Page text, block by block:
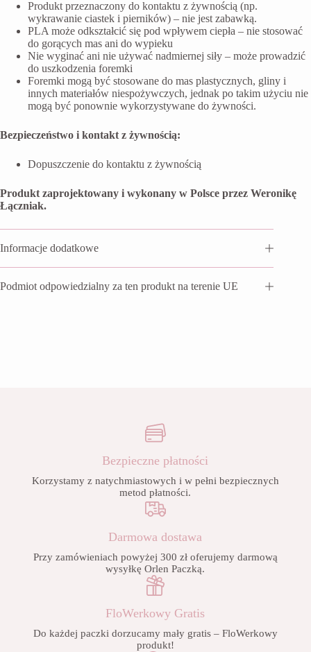
Produkt przeznaczony do kontaktu z żywnością (np.
wykrawanie ciastek i pierników) – nie jest zabawką.
PLA może odkształcić się pod wpływem ciepła – nie stosować
do gorących mas ani do wypieku
Nie wyginać ani nie używać nadmiernej siły – może prowadzić
do uszkodzenia foremki
Foremki mogą być stosowane do mas plastycznych, gliny i
innych materiałów niespożywczych, jednak po takim użyciu nie
mogą być ponownie wykorzystywane do żywności.
Bezpieczeństwo i kontakt z żywnością:
Dopuszczenie do kontaktu z żywnością
Produkt zaprojektowany i wykonany w Polsce przez Weronikę
Łączniak.
Informacje dodatkowe
Podmiot odpowiedzialny za ten produkt na terenie UE
Bezpieczne płatności
Korzystamy z natychmiastowych i w pełni bezpiecznych
metod płatności.
Darmowa dostawa
Przy zamówieniach powyżej 300 zł oferujemy darmową
wysyłkę Orlen Paczką.
FloWerkowy Gratis
Do każdej paczki dorzucamy mały gratis – FloWerkowy
produkt!